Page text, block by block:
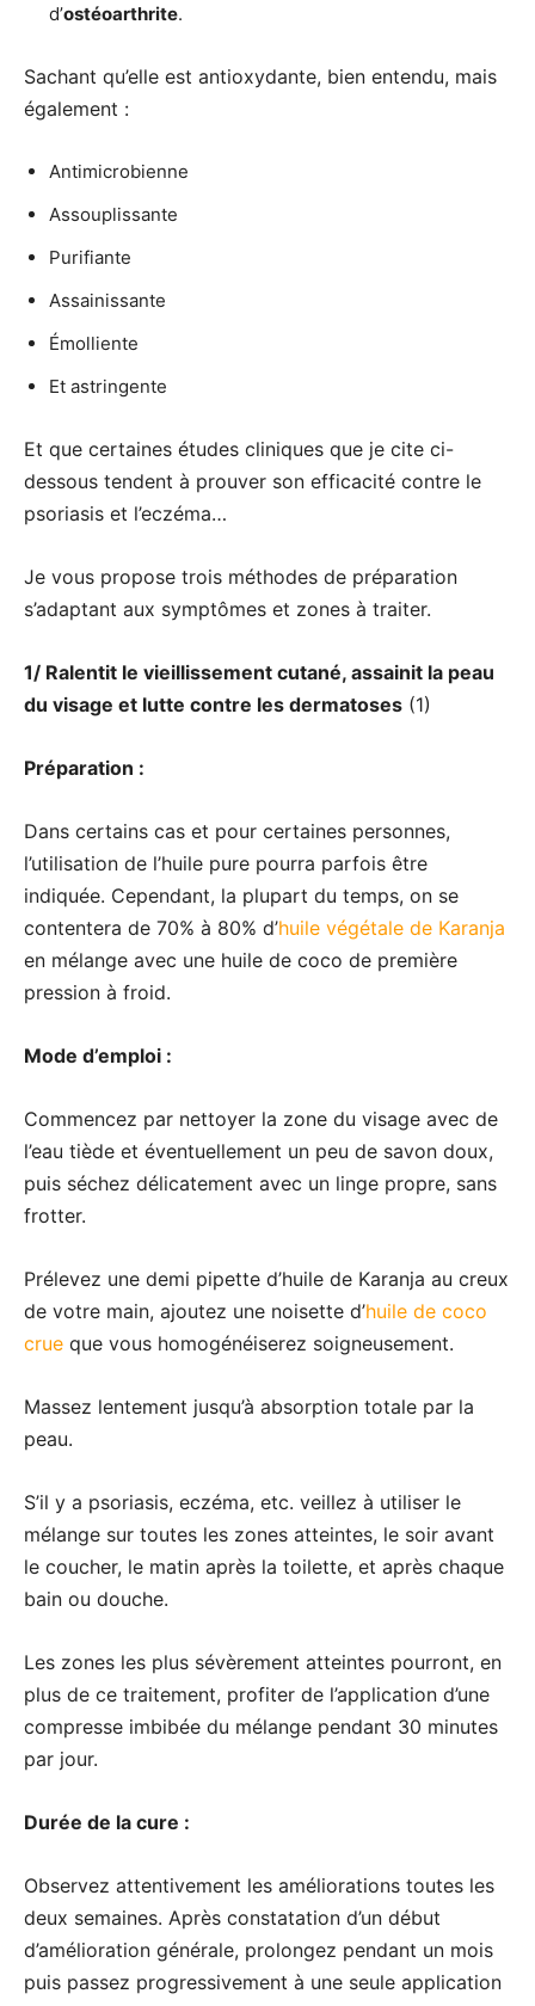
d’ostéoarthrite.
Sachant qu’elle est antioxydante, bien entendu, mais
également :
Antimicrobienne
Assouplissante
Purifiante
Assainissante
Émolliente
Et astringente
Et que certaines études cliniques que je cite ci-
dessous tendent à prouver son efficacité contre le
psoriasis et l’eczéma…
Je vous propose trois méthodes de préparation
s’adaptant aux symptômes et zones à traiter.
1/ Ralentit le vieillissement cutané, assainit la peau
du visage et lutte contre les dermatoses (1)
Préparation :
Dans certains cas et pour certaines personnes,
l’utilisation de l’huile pure pourra parfois être
indiquée. Cependant, la plupart du temps, on se
contentera de 70% à 80% d’huile végétale de Karanja
en mélange avec une huile de coco de première
pression à froid.
Mode d’emploi :
Commencez par nettoyer la zone du visage avec de
l’eau tiède et éventuellement un peu de savon doux,
puis séchez délicatement avec un linge propre, sans
frotter.
Prélevez une demi pipette d’huile de Karanja au creux
de votre main, ajoutez une noisette d’huile de coco
crue que vous homogénéiserez soigneusement.
Massez lentement jusqu’à absorption totale par la
peau.
S’il y a psoriasis, eczéma, etc. veillez à utiliser le
mélange sur toutes les zones atteintes, le soir avant
le coucher, le matin après la toilette, et après chaque
bain ou douche.
Les zones les plus sévèrement atteintes pourront, en
plus de ce traitement, profiter de l’application d’une
compresse imbibée du mélange pendant 30 minutes
par jour.
Durée de la cure :
Observez attentivement les améliorations toutes les
deux semaines. Après constatation d’un début
d’amélioration générale, prolongez pendant un mois
puis passez progressivement à une seule application